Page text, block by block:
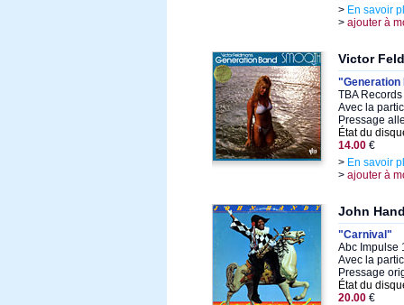
> En savoir
> ajouter à
Victor
"Generation
TBA
Avec la
Pressage
État du
14.00 €
> En savoir
> ajouter à
John
"Carnival"
Abc Impulse
Avec la
Pressage
État du
20.00 €